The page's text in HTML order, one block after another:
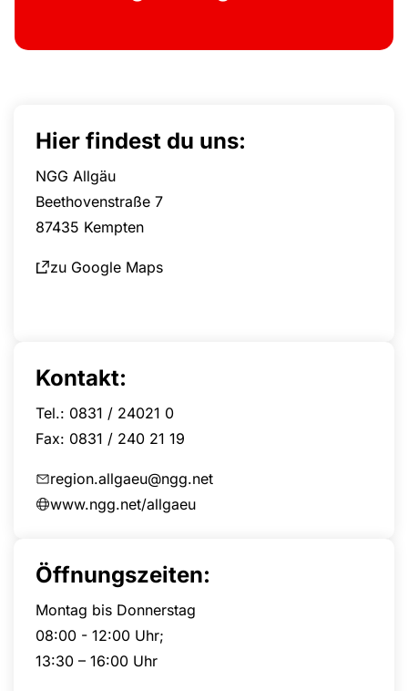
Hier findest du uns:
NGG Allgäu
Beethovenstraße 7
87435 Kempten
zu Google Maps
Kontakt:
Tel.: 0831 / 24021 0
Fax: 0831 / 240 21 19
region.allgaeu@ngg.net
www.ngg.net/allgaeu
Öffnungszeiten:
Montag bis Donnerstag
08:00 - 12:00 Uhr;
13:30 – 16:00 Uhr